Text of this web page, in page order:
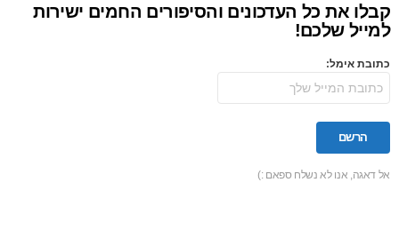
קבלו את כל העדכונים והסיפורים החמים ישירות
למייל שלכם!
כתובת אימל:
אל דאגה, אנו לא נשלח ספאם :)